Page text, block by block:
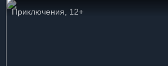
Приключения, 12+